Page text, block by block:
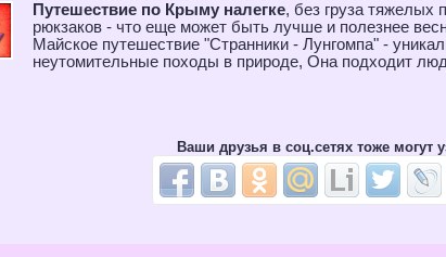
Путешествие по Крыму налегке, без груза тяжелых
рюкзаков - что еще может быть лучше и полезнее
Майское путешествие "Странники - Лунгомпа" -
неутомительные походы в природе, Она подходит
Ваши друзья в соц.сетях тоже могут